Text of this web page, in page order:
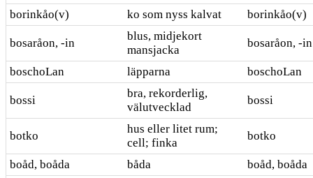
borinkåo(v) ko som nyss kalvat borinkåo(v)
bosaråon, -in
blus, midjekort
mansjacka
bosaråon, -in
boschoLan läpparna boschoLan
bossi
bra, rekorderlig,
välutvecklad
bossi
botko
hus eller litet rum;
cell; finka
botko
boåd, boåda båda
boåd, boåda